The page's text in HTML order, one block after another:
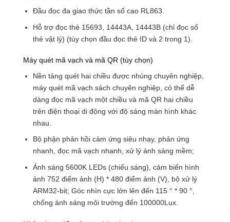
Đầu đọc đa giao thức tần số cao RL863.
Hỗ trợ đọc thẻ 15693, 14443A, 14443B (chỉ đọc số
thẻ vật lý) (tùy chọn đầu đọc thẻ ID và 2 trong 1).
Máy quét mã vạch và mã QR (tùy chọn)
Nền tảng quét hai chiều được nhúng chuyên nghiệp,
máy quét mã vạch sách chuyên nghiệp, có thể dễ
dàng đọc mã vạch một chiều và mã QR hai chiều
trên điện thoại di động với độ sáng màn hình khác
nhau.
Bộ phận phản hồi cảm ứng siêu nhạy, phản ứng
nhanh, đọc mã vạch nhanh, xử lý ánh sáng mềm;
Ánh sáng 5600K LEDs (chiếu sáng), cảm biến hình
ảnh 752 điểm ảnh (H) * 480 điểm ảnh (V), bộ xử lý
ARM32-bit; Góc nhìn cực lớn lên đến 115 ° * 90 °,
chống ánh sáng môi trường đến 100000Lux.